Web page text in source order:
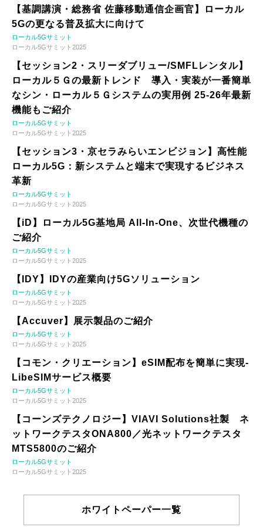
【基調講演・総務省 佐藤移動通信企画官】ローカル
5Gの更なる普及拡大に向けて
ローカル5Gサミット
ローカル5Gサミット2025
【セッション2・スリーダブリュー/SMFLレンタル】
ローカル５Ｇの最新トレンド 導入・実装が一番簡単
なシン・ローカル５Ｇシステムの実用例 25-26年最新
機能もご紹介
ローカル5Gサミット
ローカル5Gサミット2025
【セッション3・京セラみらいエンビジョン】高性能
ローカル5G：新システムと端末で実現するビジネス
革新
ローカル5Gサミット
ローカル5Gサミット2025
【iD】ローカル5G基地局 All-In-One、次世代機種の
ご紹介
ローカル5Gサミット
ローカル5Gサミット2025
【IDY】IDYの産業向け5Gソリューション
ローカル5Gサミット
ローカル5Gサミット2025
【Accuver】展示製品のご紹介
ローカル5Gサミット
ローカル5Gサミット2025
【コモン・クリエーション】eSIM配布を簡単に実現-
LibeSIMサービス概要
ローカル5Gサミット
ローカル5Gサミット2025
【コーンズテクノロジー】VIAVI Solutions社製 ネ
ットワークテスタONA800／光ネットワークテスタ
MTS5800のご紹介
ローカル5Gサミット
ローカル5Gサミット2025
ホワイトペーパー一覧